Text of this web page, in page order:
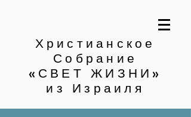
Христианское
Собрание
«СВЕТ ЖИЗНИ»
из Израиля